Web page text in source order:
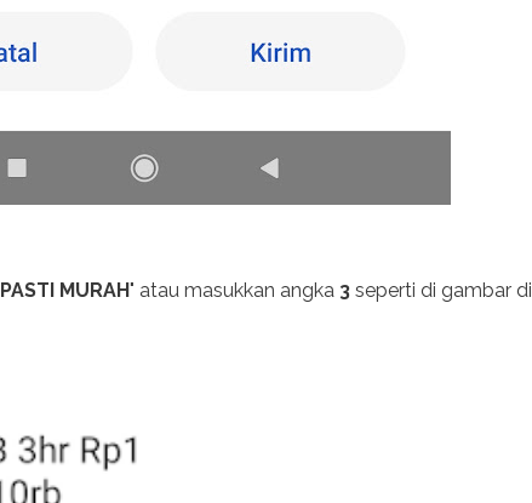
PASTI MURAH" atau masukkan angka 3 seperti di gambar di